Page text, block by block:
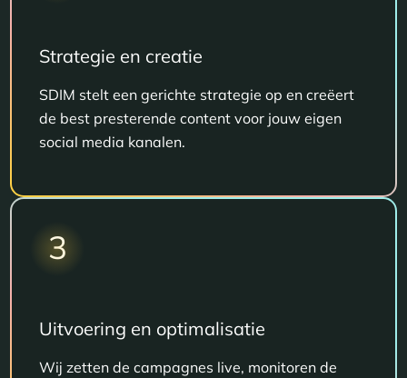
Strategie en creatie
SDIM stelt een gerichte strategie op en creëert
de best presterende content voor jouw eigen
social media kanalen.
3
Uitvoering en optimalisatie
Wij zetten de campagnes live, monitoren de